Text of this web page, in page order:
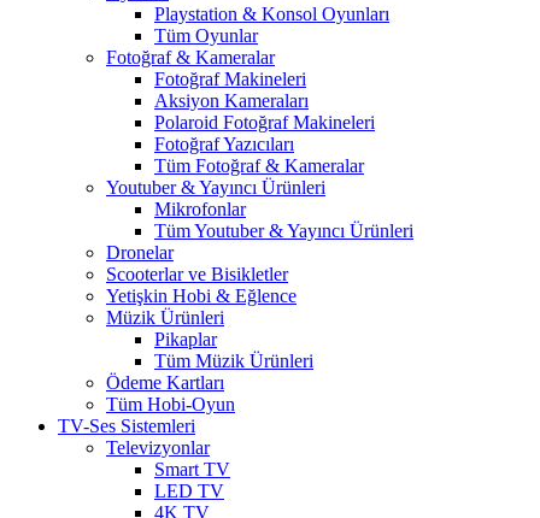
Playstation & Konsol Oyunları
Tüm Oyunlar
Fotoğraf & Kameralar
Fotoğraf Makineleri
Aksiyon Kameraları
Polaroid Fotoğraf Makineleri
Fotoğraf Yazıcıları
Tüm Fotoğraf & Kameralar
Youtuber & Yayıncı Ürünleri
Mikrofonlar
Tüm Youtuber & Yayıncı Ürünleri
Dronelar
Scooterlar ve Bisikletler
Yetişkin Hobi & Eğlence
Müzik Ürünleri
Pikaplar
Tüm Müzik Ürünleri
Ödeme Kartları
Tüm Hobi-Oyun
TV-Ses Sistemleri
Televizyonlar
Smart TV
LED TV
4K TV